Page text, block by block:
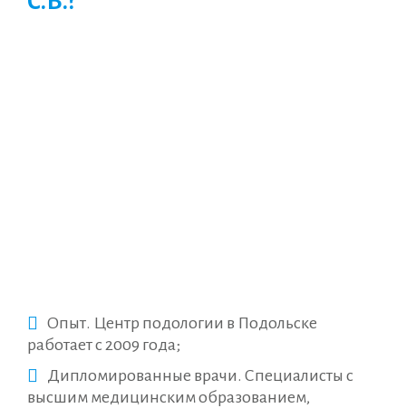
Опыт. Центр подологии в Подольске
работает с 2009 года;
Дипломированные врачи. Специалисты с
высшим медицинским образованием,